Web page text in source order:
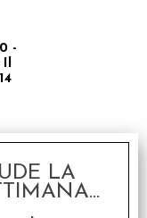
-
SCONTO 20%
LA